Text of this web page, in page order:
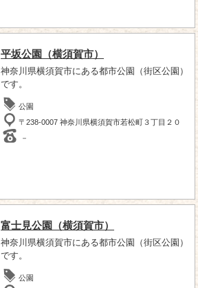
平坂公園（横須賀市）
神奈川県横須賀市にある都市公園（街区公園）
です。
公園
〒238-0007 神奈川県横須賀市若松町３丁目２０
－
富士見公園（横須賀市）
神奈川県横須賀市にある都市公園（街区公園）
です。
公園